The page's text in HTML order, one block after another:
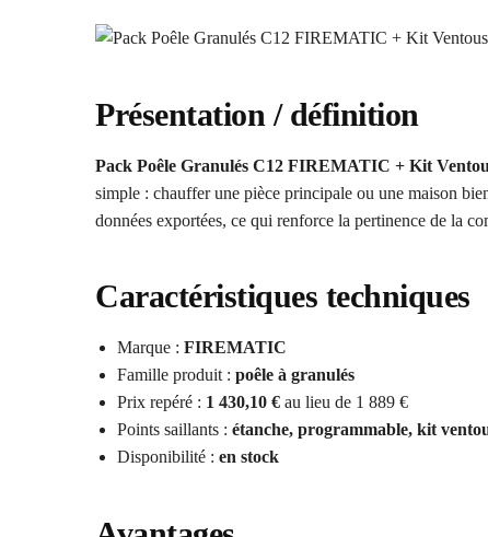
Présentation / définition
Pack Poêle Granulés C12 FIREMATIC + Kit
simple : chauffer une pièce principale ou une maison
données exportées, ce qui renforce la pertinence de la
Caractéristiques techniques
Marque : FIREMATIC
Famille produit : poêle à granulés
Prix repéré : 1 430,10 € au lieu de 1 889 €
Points saillants : étanche, programmable, kit
Disponibilité : en stock